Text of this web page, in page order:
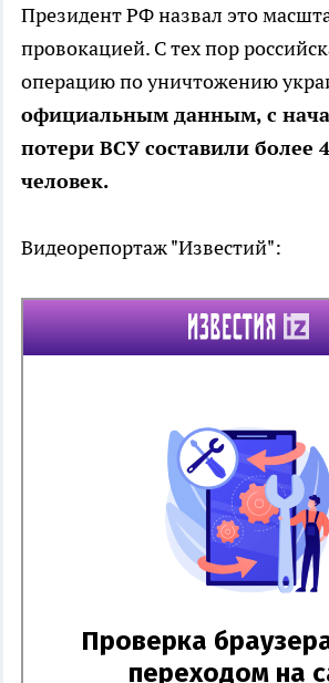
Президент РФ назвал это
провокацией. С тех пор
операцию по уничтожению
официальным данным, с
потери ВСУ составили более
человек.
Видеорепортаж "Известий":